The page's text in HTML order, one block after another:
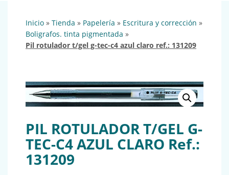
inicio » tienda » papelería » escritura y corrección »
boligrafos. tinta pigmentada »
pil rotulador t/gel g-tec-c4 azul claro ref.: 131209
PIL ROTULADOR T/GEL G-
TEC-C4 AZUL CLARO Ref.:
131209